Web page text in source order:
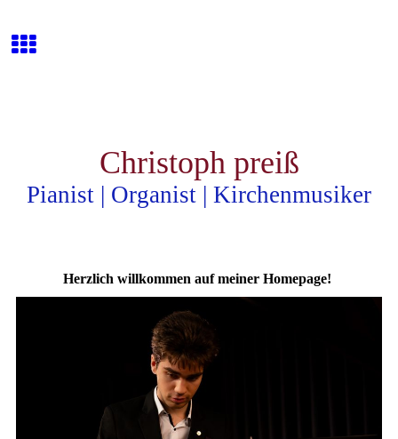
Christoph preiß
Pianist | Organist | Kirchenmusiker
Herzlich willkommen auf meiner Homepage!